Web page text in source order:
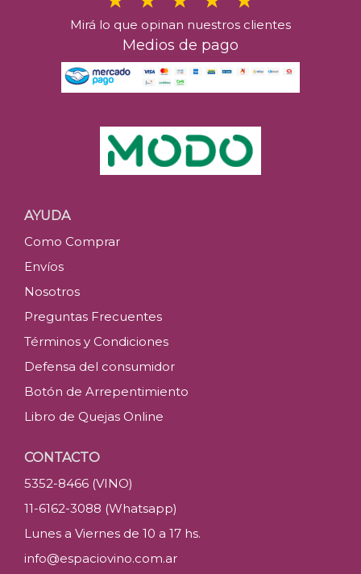
Mirá lo que opinan nuestros clientes
Medios de pago
AYUDA
Como Comprar
Envíos
Nosotros
Preguntas Frecuentes
Términos y Condiciones
Defensa del consumidor
Botón de Arrepentimiento
Libro de Quejas Online
CONTACTO
5352-8466 (VINO)
11-6162-3088 (Whatsapp)
Lunes a Viernes de 10 a 17 hs.
info@espaciovino.com.ar